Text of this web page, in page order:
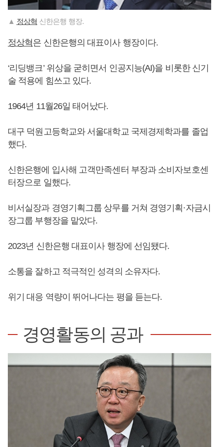
▲ 정상혁 신한은행 행장.
정상혁은 신한은행의 대표이사 행장이다.
‘리딩뱅크’ 위상을 굳히면서 인공지능(AI)을 비롯한 신기
술 적용에 힘쓰고 있다.
1964년 11월26일 태어났다.
대구 덕원고등학교와 서울대학교 국제경제학과를 졸업
했다.
신한은행에 입사해 고객만족센터 부장과 소비자보호센
터장으로 일했다.
비서실장과 경영기획그룹 상무를 거쳐 경영기획·자금시
장그룹 부행장을 맡았다.
2023년 신한은행 대표이사 행장에 선임됐다.
소통을 잘하고 적극적인 성격의 소유자다.
위기 대응 역량이 뛰어나다는 평을 듣는다.
경영활동의 공과